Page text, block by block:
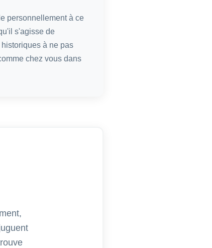
personnellement à ce
s'agisse de
à ne pas
chez vous dans